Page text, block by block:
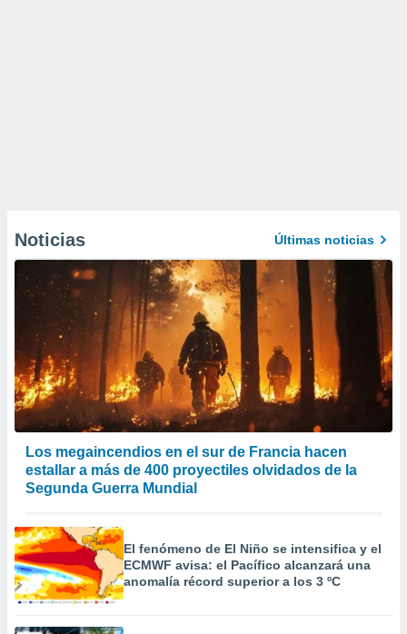
Noticias Últimas noticias
Los megaincendios en el sur de Francia hacen
estallar a más de 400 proyectiles olvidados de la
Segunda Guerra Mundial
El fenómeno de El Niño se intensifica y el
ECMWF avisa: el Pacífico alcanzará una
anomalía récord superior a los 3 ºC